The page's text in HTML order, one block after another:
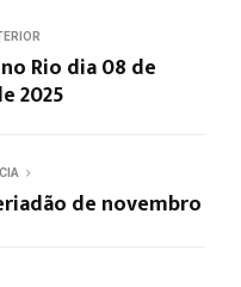
Rio dia 08 de
2025
de novembro